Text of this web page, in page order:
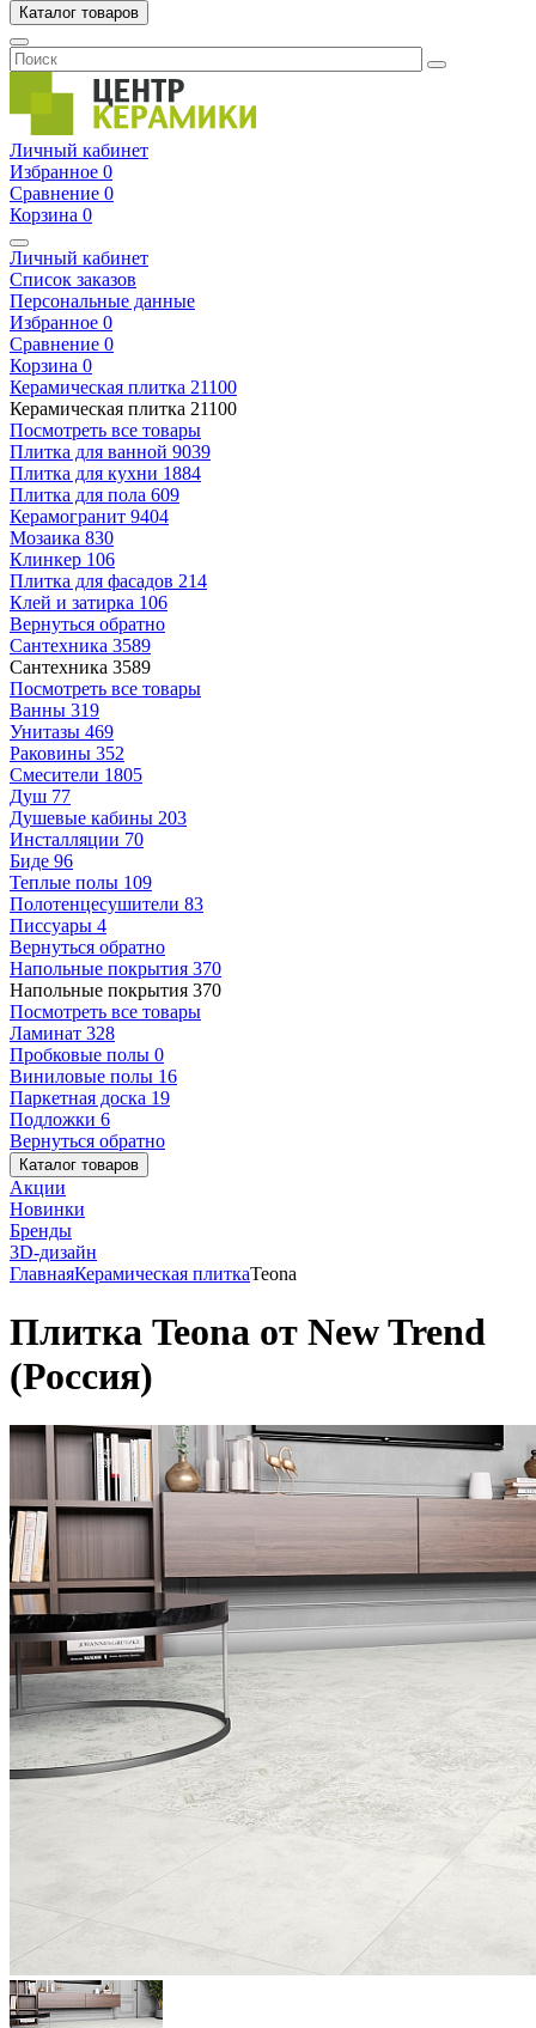
Каталог товаров
Личный кабинет
Избранное 0
Сравнение 0
Корзина 0
Личный кабинет
Список заказов
Персональные данные
Избранное 0
Сравнение 0
Корзина 0
Керамическая плитка 21100
Керамическая плитка 21100
Посмотреть все товары
Плитка для ванной 9039
Плитка для кухни 1884
Плитка для пола 609
Керамогранит 9404
Мозаика 830
Клинкер 106
Плитка для фасадов 214
Клей и затирка 106
Вернуться обратно
Сантехника 3589
Сантехника 3589
Посмотреть все товары
Ванны 319
Унитазы 469
Раковины 352
Смесители 1805
Душ 77
Душевые кабины 203
Инсталляции 70
Биде 96
Теплые полы 109
Полотенцесушители 83
Писсуары 4
Вернуться обратно
Напольные покрытия 370
Напольные покрытия 370
Посмотреть все товары
Ламинат 328
Пробковые полы 0
Виниловые полы 16
Паркетная доска 19
Подложки 6
Вернуться обратно
Каталог товаров
Акции
Новинки
Бренды
3D-дизайн
ГлавнаяКерамическая плиткаTeona
Плитка Teona от New Trend
(Россия)